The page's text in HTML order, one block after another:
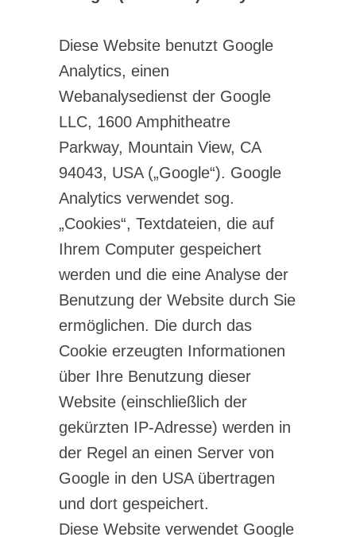
Diese Website benutzt Google
Analytics, einen
Webanalysedienst der Google
LLC, 1600 Amphitheatre
Parkway, Mountain View, CA
94043, USA („Google“). Google
Analytics verwendet sog.
„Cookies“, Textdateien, die auf
Ihrem Computer gespeichert
werden und die eine Analyse der
Benutzung der Website durch Sie
ermöglichen. Die durch das
Cookie erzeugten Informationen
über Ihre Benutzung dieser
Website (einschließlich der
gekürzten IP-Adresse) werden in
der Regel an einen Server von
Google in den USA übertragen
und dort gespeichert.
Diese Website verwendet Google